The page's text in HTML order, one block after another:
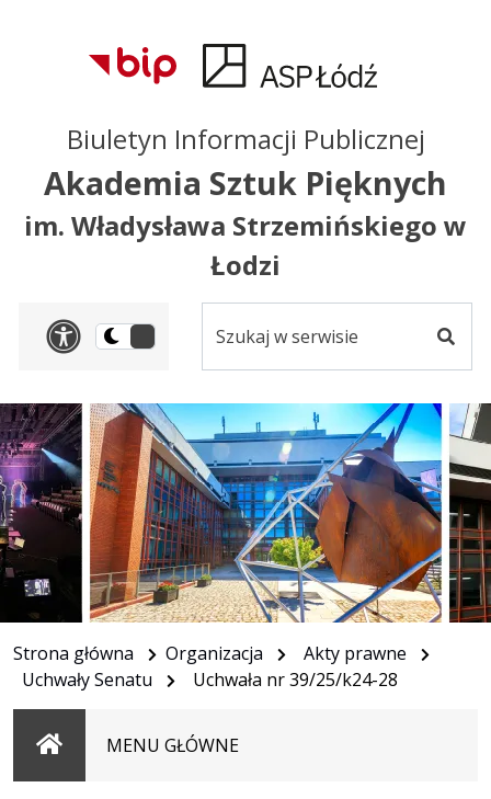
Przejdź do
głównego menu
Przejdź do treści
Przejdź do mapy
serwisu
Biuletyn Informacji Publicznej
Akademia Sztuk Pięknych
im. Władysława Strzemińskiego w
Łodzi
Panel dostosowania
Przełącz
ciemną
serwisie
Strona główna Organizacja
Akty prawne
Uchwały Senatu
Uchwała nr 39/25/k24-28
StronaMENU GŁÓWNE